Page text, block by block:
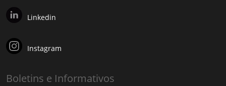
Linkedin
Instagram
Boletins e Informativos